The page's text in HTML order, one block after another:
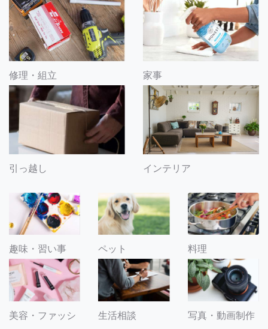
修理・組立 家事
引っ越し インテリア
趣味・習い事 ペット 料理
美容・ファッシ
生活相談 写真・動画制作